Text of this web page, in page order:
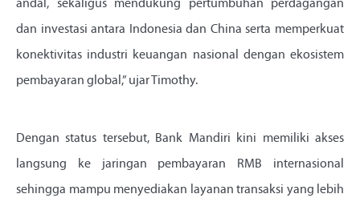
andal, sekaligus mendukung pertumbuhan perdagangan
dan investasi antara Indonesia dan China serta memperkuat
konektivitas industri keuangan nasional dengan ekosistem
pembayaran global,” ujar Timothy.
Dengan status tersebut, Bank Mandiri kini memiliki akses
langsung ke jaringan pembayaran RMB internasional
sehingga mampu menyediakan layanan transaksi yang lebih